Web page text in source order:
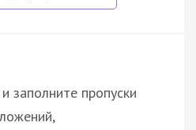
заполните пропуски